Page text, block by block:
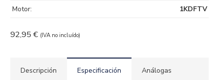
92,95 € (IVA no incluído)
Motor:
1KDFTV
Descripción Especificación Análogas